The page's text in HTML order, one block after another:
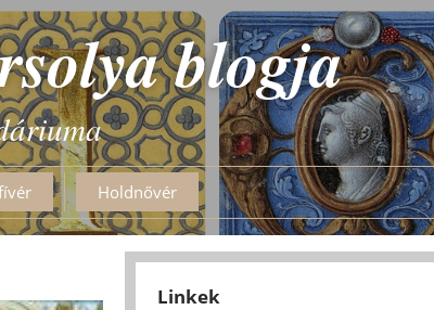
blogja
Holdnővér
Linkek